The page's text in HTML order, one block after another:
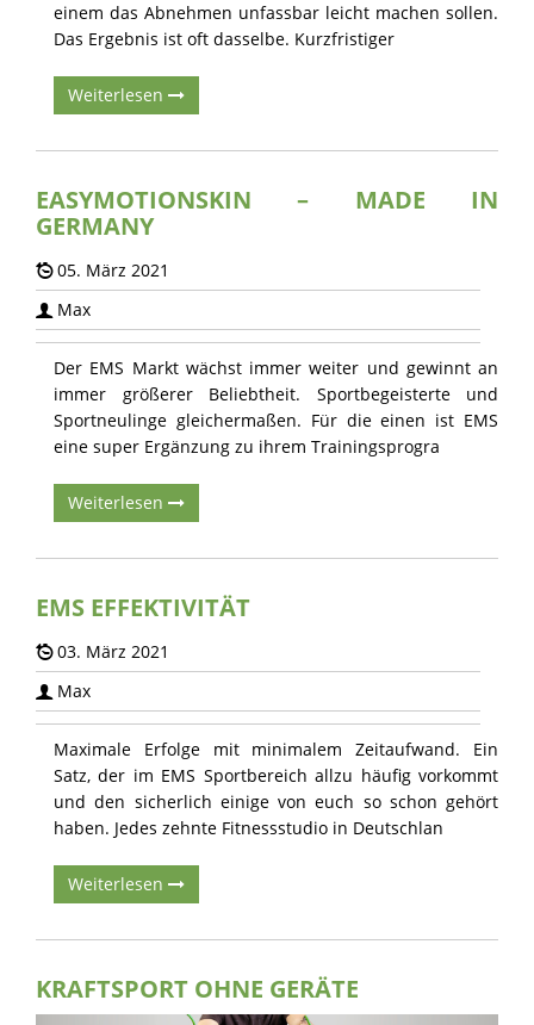
einem das Abnehmen unfassbar leicht machen sollen.
Das Ergebnis ist oft dasselbe. Kurzfristiger
Weiterlesen
EASYMOTIONSKIN – MADE IN
GERMANY
05. März 2021
Max
Der EMS Markt wächst immer weiter und gewinnt an
immer größerer Beliebtheit. Sportbegeisterte und
Sportneulinge gleichermaßen. Für die einen ist EMS
eine super Ergänzung zu ihrem Trainingsprogra
Weiterlesen
EMS EFFEKTIVITÄT
03. März 2021
Max
Maximale Erfolge mit minimalem Zeitaufwand. Ein
Satz, der im EMS Sportbereich allzu häufig vorkommt
und den sicherlich einige von euch so schon gehört
haben. Jedes zehnte Fitnessstudio in Deutschlan
Weiterlesen
KRAFTSPORT OHNE GERÄTE